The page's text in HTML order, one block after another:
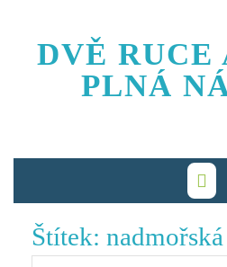
content
DVĚ RUCE
PLNÁ
Štítek: